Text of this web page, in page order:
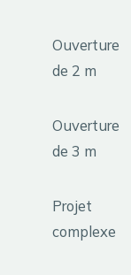
Ouverture
de 2 m
Ouverture
de 3 m
Projet
complexe